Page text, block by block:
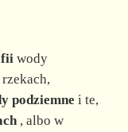
wody
podziemne i te,
, albo w